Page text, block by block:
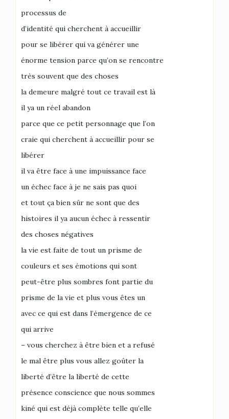
processus de
d’identité qui cherchent à accueillir
pour se libérer qui va générer une
énorme tension parce qu’on se rencontre
très souvent que des choses
la demeure malgré tout ce travail est là
il ya un réel abandon
parce que ce petit personnage que l’on
craie qui cherchent à accueillir pour se
libérer
il va être face à une impuissance face
un échec face à je ne sais pas quoi
et tout ça bien sûr ne sont que des
histoires il ya aucun échec à ressentir
des choses négatives
la vie est faite de tout un prisme de
couleurs et ses émotions qui sont
peut-être plus sombres font partie du
prisme de la vie et plus vous êtes un
avec ce qui est dans l’émergence de ce
qui arrive
– vous cherchez à être bien et a refusé
le mal être plus vous allez goûter la
liberté d’être la liberté de cette
présence conscience que nous sommes
kiné qui est déjà complète telle qu’elle